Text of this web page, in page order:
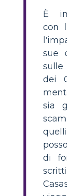
È
con
sue
dei
sia
di